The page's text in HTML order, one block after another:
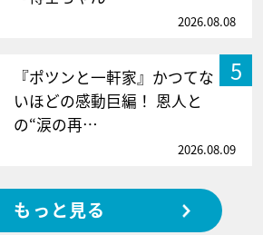
2026.08.08
5
『ポツンと一軒家』かつてな
いほどの感動巨編！ 恩人と
の“涙の再…
2026.08.09
もっと見る